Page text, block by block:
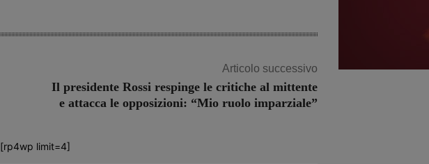
Articolo successivo
Il presidente Rossi respinge le critiche al mittente
e attacca le opposizioni: “Mio ruolo imparziale”
[rp4wp limit=4]